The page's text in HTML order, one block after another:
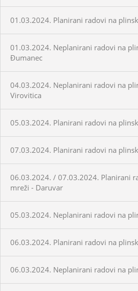
01.03.2024. Planirani radovi na
01.03.2024. Neplanirani radovi na
Đumanec
04.03.2024. Neplanirani radovi na
Virovitica
05.03.2024. Planirani radovi na
07.03.2024. Planirani radovi na
06.03.2024. / 07.03.2024. Planirani
mreži - Daruvar
05.03.2024. Neplanirani radovi na
06.03.2024. Planirani radovi na
06.03.2024. Neplanirani radovi na